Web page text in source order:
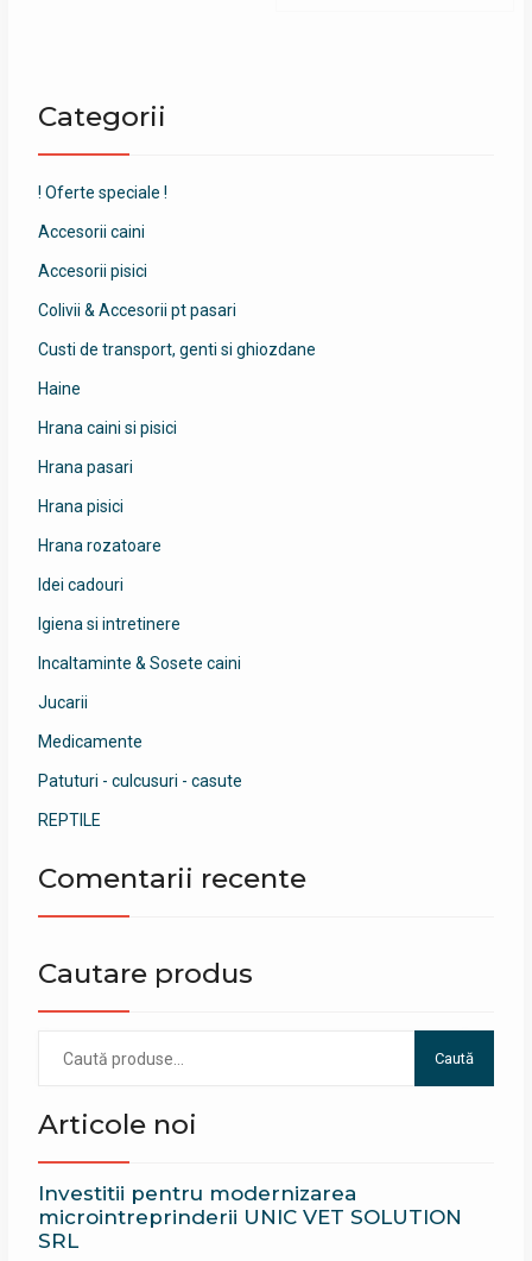
Categorii
! Oferte speciale !
Accesorii caini
Accesorii pisici
Colivii & Accesorii pt pasari
Custi de transport, genti si ghiozdane
Haine
Hrana caini si pisici
Hrana pasari
Hrana pisici
Hrana rozatoare
Idei cadouri
Igiena si intretinere
Incaltaminte & Sosete caini
Jucarii
Medicamente
Patuturi - culcusuri - casute
REPTILE
Comentarii recente
Cautare produs
după:
Caută
Articole noi
Investitii pentru modernizarea
microintreprinderii UNIC VET SOLUTION
SRL